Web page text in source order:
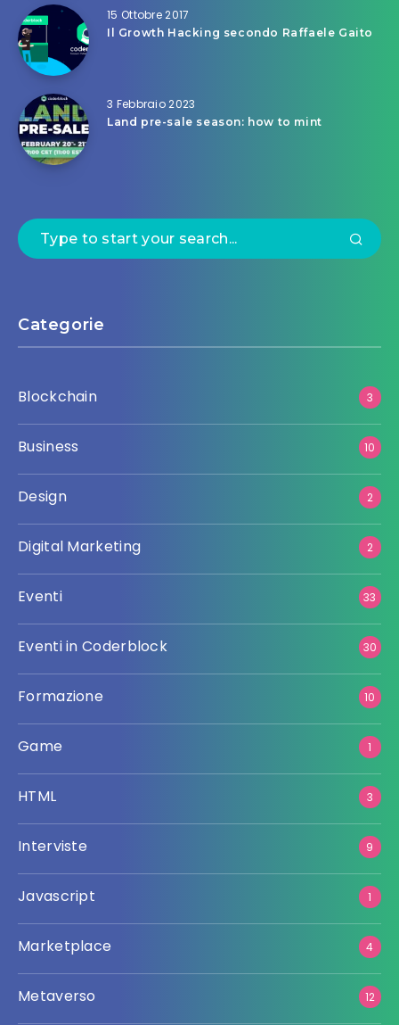
15 Ottobre 2017
Il Growth Hacking secondo Raffaele Gaito
3 Febbraio 2023
Land pre-sale season: how to mint
Categorie
Blockchain 3
Business 10
Design 2
Digital Marketing 2
Eventi 33
Eventi in Coderblock 30
Formazione 10
Game 1
HTML 3
Interviste 9
Javascript 1
Marketplace 4
Metaverso 12